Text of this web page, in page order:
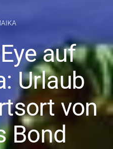
auf
Urlaub
von
Bond